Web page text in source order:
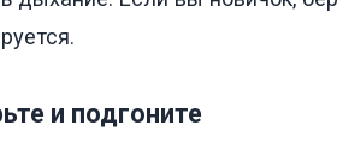
и подгоните